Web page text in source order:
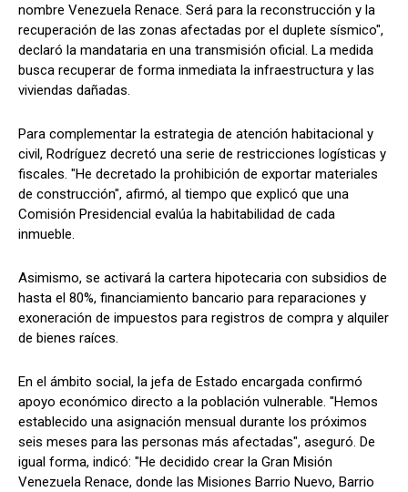
nombre Venezuela Renace. Será para la reconstrucción y la
recuperación de las zonas afectadas por el duplete sísmico",
declaró la mandataria en una transmisión oficial. La medida
busca recuperar de forma inmediata la infraestructura y las
viviendas dañadas.
Para complementar la estrategia de atención habitacional y
civil, Rodríguez decretó una serie de restricciones logísticas y
fiscales. "He decretado la prohibición de exportar materiales
de construcción", afirmó, al tiempo que explicó que una
Comisión Presidencial evalúa la habitabilidad de cada
inmueble.
Asimismo, se activará la cartera hipotecaria con subsidios de
hasta el 80%, financiamiento bancario para reparaciones y
exoneración de impuestos para registros de compra y alquiler
de bienes raíces.
En el ámbito social, la jefa de Estado encargada confirmó
apoyo económico directo a la población vulnerable. "Hemos
establecido una asignación mensual durante los próximos
seis meses para las personas más afectadas", aseguró. De
igual forma, indicó: "He decidido crear la Gran Misión
Venezuela Renace, donde las Misiones Barrio Nuevo, Barrio